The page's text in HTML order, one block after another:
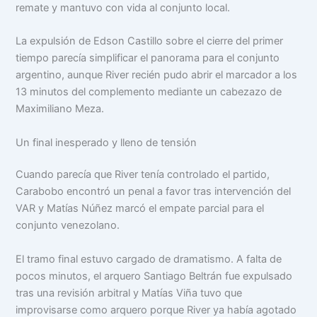
remate y mantuvo con vida al conjunto local.
La expulsión de Edson Castillo sobre el cierre del primer
tiempo parecía simplificar el panorama para el conjunto
argentino, aunque River recién pudo abrir el marcador a los
13 minutos del complemento mediante un cabezazo de
Maximiliano Meza.
Un final inesperado y lleno de tensión
Cuando parecía que River tenía controlado el partido,
Carabobo encontró un penal a favor tras intervención del
VAR y Matías Núñez marcó el empate parcial para el
conjunto venezolano.
El tramo final estuvo cargado de dramatismo. A falta de
pocos minutos, el arquero Santiago Beltrán fue expulsado
tras una revisión arbitral y Matías Viña tuvo que
improvisarse como arquero porque River ya había agotado